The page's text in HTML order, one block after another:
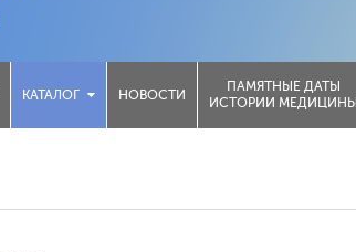
КАТАЛОГ НОВОСТИ
ПАМЯТНЫЕ ДАТЫ
ИСТОРИИ МЕДИЦИНЫ